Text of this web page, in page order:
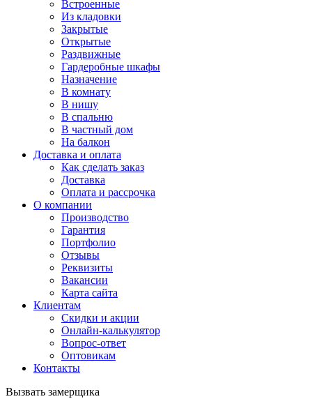
Встроенные
Из кладовки
Закрытые
Открытые
Раздвижные
Гардеробные шкафы
Назначение
В комнату
В нишу
В спальню
В частный дом
На балкон
Доставка и оплата
Как сделать заказ
Доставка
Оплата и рассрочка
О компании
Производство
Гарантия
Портфолио
Отзывы
Реквизиты
Вакансии
Карта сайта
Клиентам
Скидки и акции
Онлайн-калькулятор
Вопрос-ответ
Оптовикам
Контакты
Вызвать замерщика